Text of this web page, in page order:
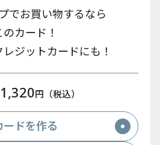
でお買い物するなら
のカード！
ジットカードにも！
1,320円（税込）
ードを作る